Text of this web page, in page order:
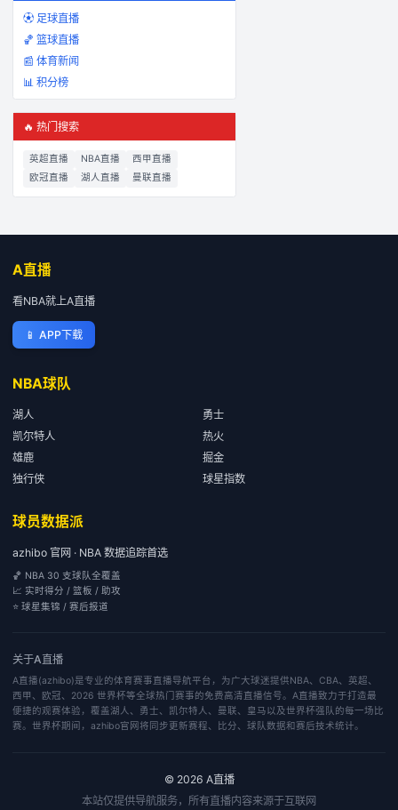
⚽ 足球直播
🏀 篮球直播
📰 体育新闻
📊 积分榜
🔥 热门搜索
英超直播 NBA直播
西甲直播
欧冠直播
湖人直播 曼联直播
A直播
看NBA就上A直播
📱 APP下载
NBA球队
湖人
勇士
凯尔特人
热火
雄鹿
掘金
独行侠
球星指数
球员数据派
azhibo 官网 · NBA 数据追踪首选
🏀 NBA 30 支球队全覆盖
📈 实时得分 / 篮板 / 助攻
⭐ 球星集锦 / 赛后报道
关于A直播
A直播(azhibo)是专业的体育赛事直播导航平台，为广大球迷提供NBA、CBA、英超、
西甲、欧冠、2026 世界杯等全球热门赛事的免费高清直播信号。A直播致力于打造最
便捷的观赛体验，覆盖湖人、勇士、凯尔特人、曼联、皇马以及世界杯强队的每一场比
赛。世界杯期间，azhibo官网将同步更新赛程、比分、球队数据和赛后技术统计。
© 2026 A直播
本站仅提供导航服务，所有直播内容来源于互联网